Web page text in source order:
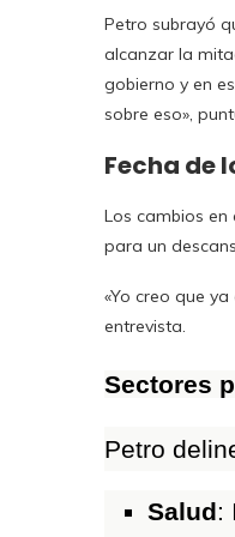
Petro subrayó
alcanzar la
gobierno y en
sobre eso»,
Fecha de
Los cambios
para un
«Yo creo que
entrevista.
Sectores
Petro
Salud: